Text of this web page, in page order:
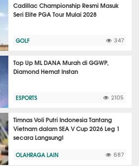
Cadillac Championship Resmi Masuk
Seri Elite PGA Tour Mulai 2028
GOLF 347
Top Up ML DANA Murah di GGWP,
Diamond Hemat Instan
ESPORTS 2105
Timnas Voli Putri Indonesia Tantang
Vietnam dalam SEA V Cup 2026 Leg 1
secara Langsung!
OLAHRAGA LAIN 687